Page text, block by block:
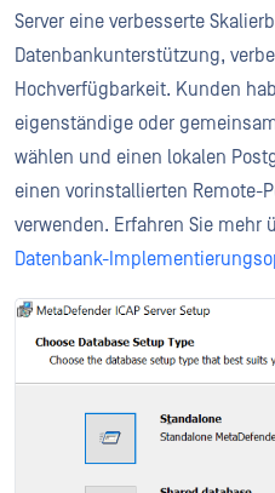
Server eine verbesserte
Datenbankunterstützung,
Hochverfügbarkeit. Kunden
eigenständige oder
wählen und einen lokalen
einen vorinstallierten Remote-
verwenden. Erfahren Sie mehr
Datenbank-